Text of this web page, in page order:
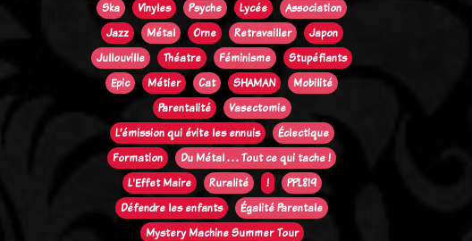
Ska
Vinyles Psyche Lycée
Association
Jazz
Métal Orne Retravailler
Japon
Jullouville
Théatre Féminisme
Stupéfiants
Epic
Métier Cat SHAMAN
Mobilité
Parentalité
Vasectomie
L’émission qui évite les ennuis
Éclectique
Formation
Du Métal . . . Tout ce qui tache !
L'Effet Maire
Ruralité !
PPL819
Défendre les enfants
Égalité Parentale
Mystery Machine Summer Tour